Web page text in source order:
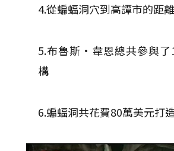
4.從蝙蝠洞穴到高譚市的距
5.布魯斯·韋恩總共參與了
構
6.蝙蝠洞共花費80萬美元打